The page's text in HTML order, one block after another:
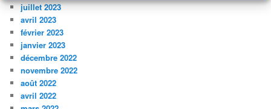
juillet 2023
avril 2023
février 2023
janvier 2023
décembre 2022
novembre 2022
août 2022
avril 2022